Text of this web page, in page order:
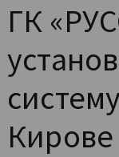
ГК
Кирове